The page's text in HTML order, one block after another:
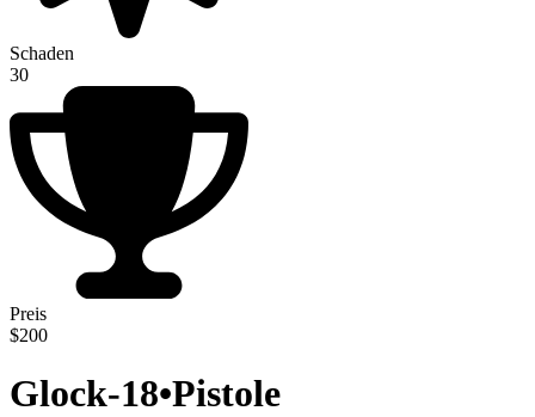
Schaden
30
Preis
$200
Glock-18•Pistole